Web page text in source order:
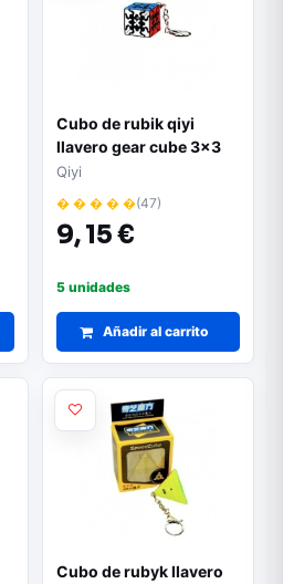
Cubo de rubik qiyi
llavero gear cube 3x3
Qiyi
� � � � �(47)
9,15 €
5 unidades
Añadir al carrito
Cubo de rubyk llavero